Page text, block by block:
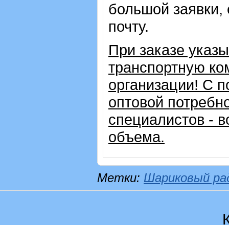
большой заявки,
почту.
При заказе
транспортную
организации! С
оптовой
специалистов -
объема.
Метки: Шариковый